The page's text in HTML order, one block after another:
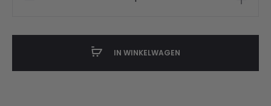
IN WINKELWAGEN